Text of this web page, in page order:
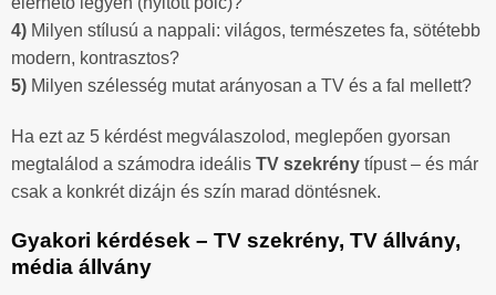
4) Milyen stílusú a nappali: világos, természetes fa, sötétebb
modern, kontrasztos?
5) Milyen szélesség mutat arányosan a TV és a fal mellett?
Ha ezt az 5 kérdést megválaszolod, meglepően gyorsan
megtalálod a számodra ideális TV szekrény típust – és már
csak a konkrét dizájn és szín marad döntésnek.
Gyakori kérdések – TV szekrény, TV állvány,
média állvány